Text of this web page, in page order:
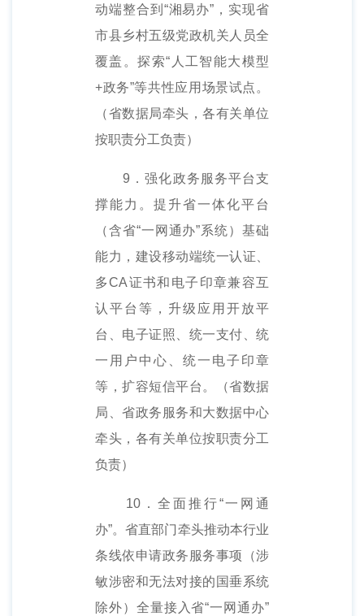
动端整合到“湘易办”，实现省
市县乡村五级党政机关人员全
覆盖。探索“人工智能大模型
+政务”等共性应用场景试点。
（省数据局牵头，各有关单位
按职责分工负责）
9．强化政务服务平台支
撑能力。提升省一体化平台
（含省“一网通办”系统）基础
能力，建设移动端统一认证、
多CA证书和电子印章兼容互
认平台等，升级应用开放平
台、电子证照、统一支付、统
一用户中心、统一电子印章
等，扩容短信平台。（省数据
局、省政务服务和大数据中心
牵头，各有关单位按职责分工
负责）
10．全面推行“一网通
办”。省直部门牵头推动本行业
条线依申请政务服务事项（涉
敏涉密和无法对接的国垂系统
除外）全量接入省“一网通办”